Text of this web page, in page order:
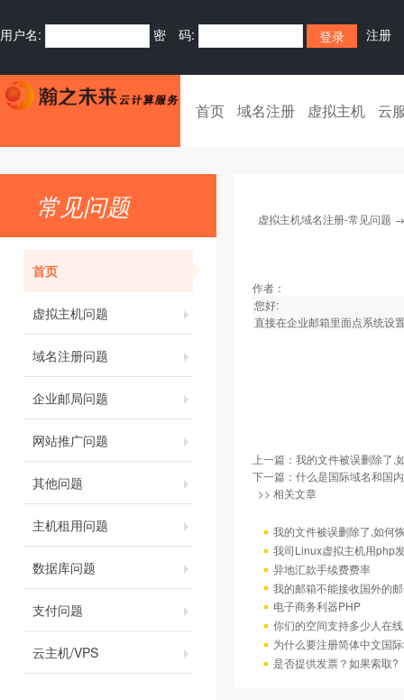
用户名: 密 码: 注册
首页 域名注册 虚拟主机 云
常见问题
首页
虚拟主机问题
域名注册问题
企业邮局问题
网站推广问题
其他问题
主机租用问题
数据库问题
支付问题
云主机/VPS
虚拟主机域名注册-常见问题
作者：
您好:
直接在企业邮箱里面点系统设
上一篇： 我的文件被误删除了,
下一篇： 什么是国际域名和国
>> 相关文章
我的文件被误删除了,如何
我司Linux虚拟主机用php
异地汇款手续费费率
我的邮箱不能接收国外的
电子商务利器PHP
你们的空间支持多少人在
为什么要注册简体中文国
是否提供发票？如果索取?